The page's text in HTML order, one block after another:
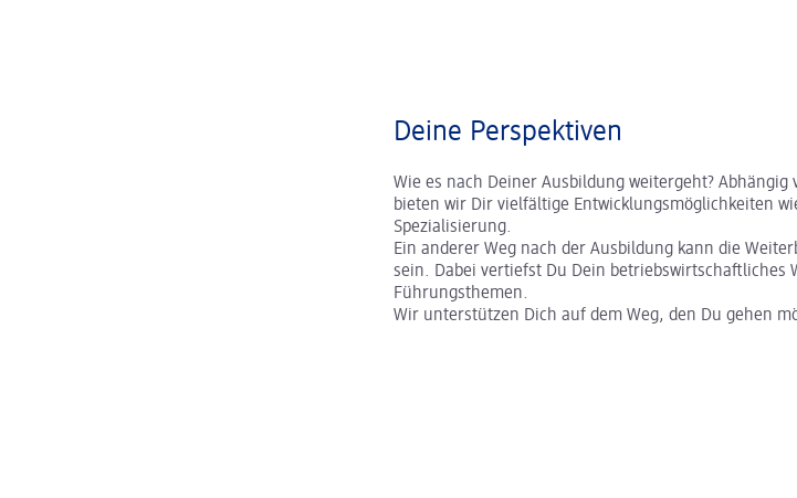
Deine Perspektiven
Wie es nach Deiner Ausbildung weitergeht?
bieten wir Dir vielfältige Entwicklungsmöglichkeiten
Spezialisierung.
Ein anderer Weg nach der Ausbildung kann die
sein. Dabei vertiefst Du Dein betriebswirtschaftliches
Führungsthemen.
Wir unterstützen Dich auf dem Weg, den Du gehen